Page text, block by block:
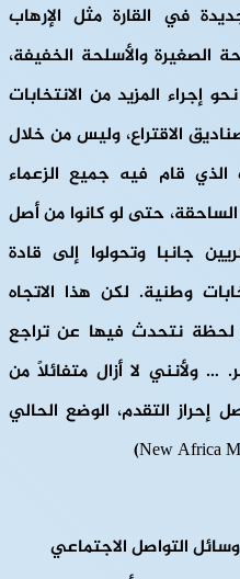
في القارة مثل الإرهاب
الصغيرة والأسلحة الخفيفة،
إجراء المزيد من الانتخابات
الاقتراع، وليس من خلال
قام فيه جميع الزعماء
الساحقة، حتى لو كانوا من أصل
جانبا وتحولوا إلى قادة
وطنية. لكن هذا الاتجاه
لحظة نتحدث فيها عن تراجع
ولأنني لا أزال متفائلاً من
إحراز التقدم، الوضع الحالي
التواصل الاجتماعي